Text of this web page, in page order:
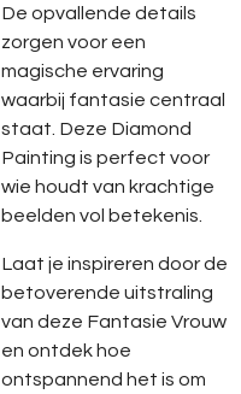
De opvallende details
zorgen voor een
magische ervaring
waarbij fantasie centraal
staat. Deze Diamond
Painting is perfect voor
wie houdt van krachtige
beelden vol betekenis.
Laat je inspireren door de
betoverende uitstraling
van deze Fantasie Vrouw
en ontdek hoe
ontspannend het is om